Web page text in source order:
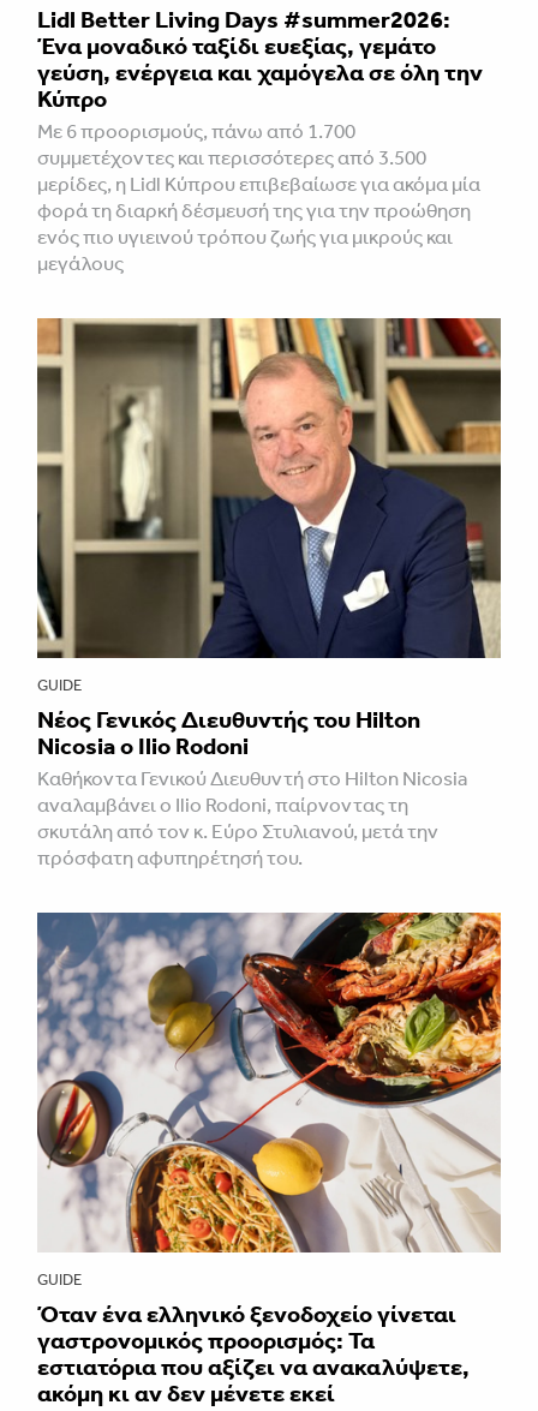
Lidl Better Living Days #summer2026:
Ένα μοναδικό ταξίδι ευεξίας, γεμάτο
γεύση, ενέργεια και χαμόγελα σε όλη την
Κύπρο
Με 6 προορισμούς, πάνω από 1.700
συμμετέχοντες και περισσότερες από 3.500
μερίδες, η Lidl Κύπρου επιβεβαίωσε για ακόμα μία
φορά τη διαρκή δέσμευσή της για την προώθηση
ενός πιο υγιεινού τρόπου ζωής για μικρούς και
μεγάλους
GUIDE
Νέος Γενικός Διευθυντής του Hilton
Nicosia ο Ilio Rodoni
Καθήκοντα Γενικού Διευθυντή στο Hilton Nicosia
αναλαμβάνει ο Ilio Rodoni, παίρνοντας τη
σκυτάλη από τον κ. Εύρο Στυλιανού, μετά την
πρόσφατη αφυπηρέτησή του.
GUIDE
Όταν ένα ελληνικό ξενοδοχείο γίνεται
γαστρονομικός προορισμός: Τα
εστιατόρια που αξίζει να ανακαλύψετε,
ακόμη κι αν δεν μένετε εκεί